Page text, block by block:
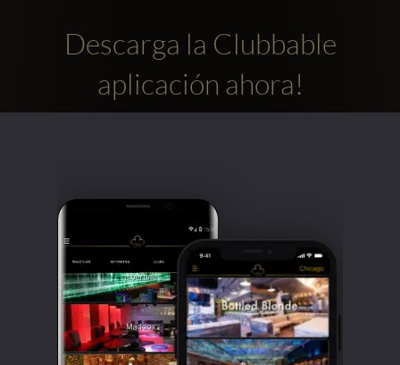
Descarga la Clubbable
aplicación ahora!